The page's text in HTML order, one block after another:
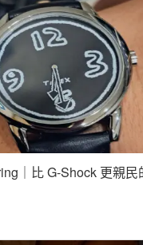
｜比 G-Shock 更親民